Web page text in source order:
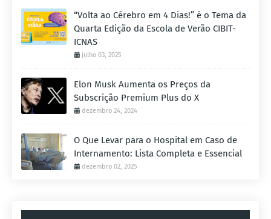
“Volta ao Cérebro em 4 Dias!” é o Tema da
Quarta Edição da Escola de Verão CIBIT-
ICNAS
julho 03, 2025
Elon Musk Aumenta os Preços da
Subscrição Premium Plus do X
dezembro 24, 2024
O Que Levar para o Hospital em Caso de
Internamento: Lista Completa e Essencial
dezembro 02, 2025